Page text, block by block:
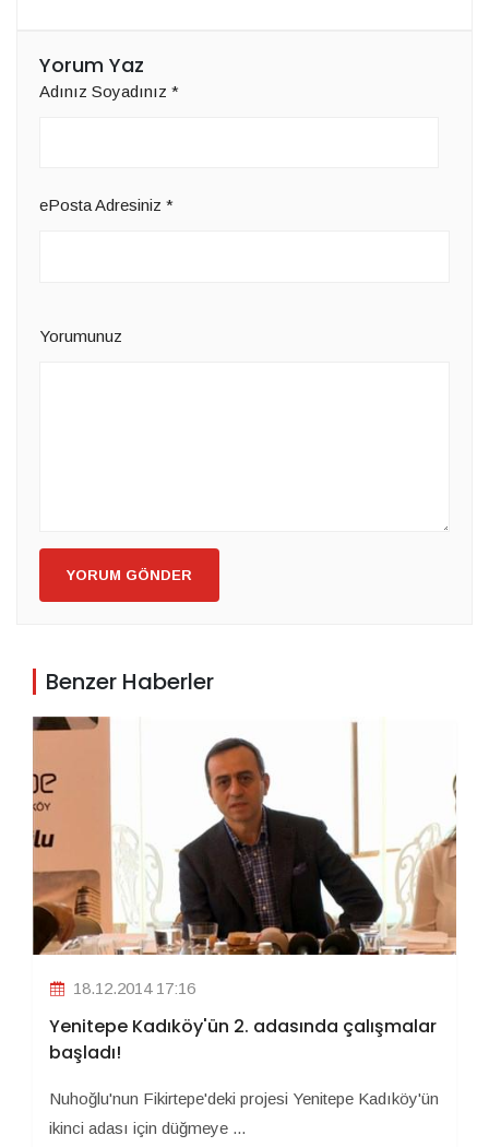
Yorum Yaz
Adınız Soyadınız *
ePosta Adresiniz *
Yorumunuz
YORUM GÖNDER
Benzer Haberler
18.12.2014 17:16
Yenitepe Kadıköy'ün 2. adasında çalışmalar
başladı!
Nuhoğlu'nun Fikirtepe'deki projesi Yenitepe Kadıköy'ün
ikinci adası için düğmeye ...